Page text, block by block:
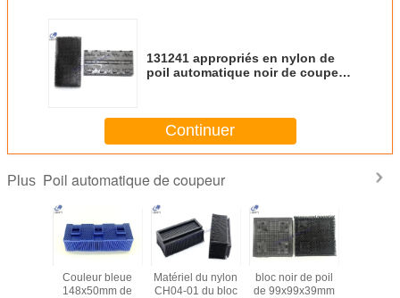
131241 appropriés en nylon de
poil automatique noir de coupeur
Continuer
Plus Poil automatique de coupeur
Couleur bleue
148x50mm de
Matériel du nylon
CH04-01 du bloc
bloc noir de poil
de 99x99x39mm